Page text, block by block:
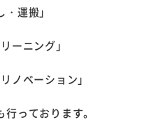
・運搬」
ーニング」
ノベーション」
っております。